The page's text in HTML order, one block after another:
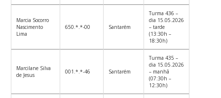
Marcia Socorro
Nascimento
Lima
650.*.*-00 Santarém
Turma 436 –
dia 15.05.2026
– tarde
(13:30h –
18:30h)
Marcilane Silva
de Jesus
001.*.*-46 Santarém
Turma 435 –
dia 15.05.2026
– manhã
(07:30h –
12:30h)